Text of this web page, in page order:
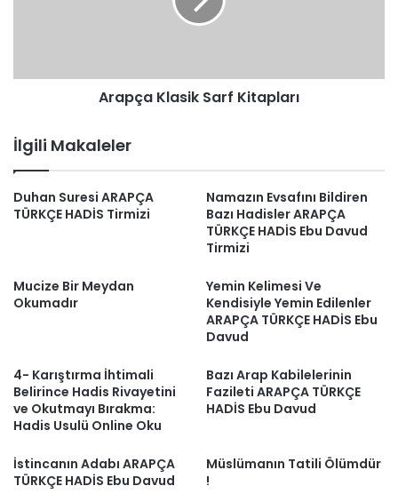
Arapça Klasik Sarf Kitapları
İlgili Makaleler
Duhan Suresi ARAPÇA
TÜRKÇE HADİS Tirmizi
Namazın Evsafını Bildiren
Bazı Hadisler ARAPÇA
TÜRKÇE HADİS Ebu Davud
Tirmizi
Mucize Bir Meydan
Okumadır
Yemin Kelimesi Ve
Kendisiyle Yemin Edilenler
ARAPÇA TÜRKÇE HADİS Ebu
Davud
4- Karıştırma İhtimali
Belirince Hadis Rivayetini
ve Okutmayı Bırakma:
Hadis Usulü Online Oku
Bazı Arap Kabilelerinin
Fazileti ARAPÇA TÜRKÇE
HADİS Ebu Davud
İstincanın Adabı ARAPÇA
TÜRKÇE HADİS Ebu Davud
Müslümanın Tatili Ölümdür
!